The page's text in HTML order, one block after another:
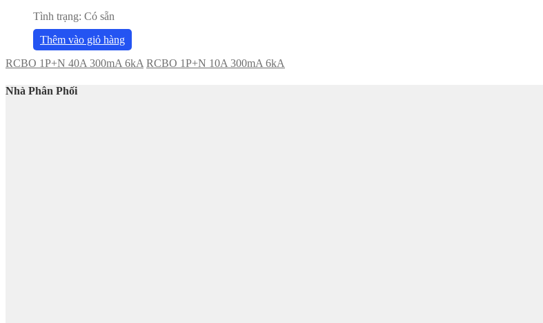
Tình trạng: Có sẵn
Thêm vào giỏ hàng
RCBO 1P+N 40A 300mA 6kA RCBO 1P+N 10A 300mA 6kA
Nhà Phân Phối